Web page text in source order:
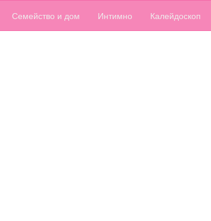
Семейство и дом Интимно Калейдоскоп